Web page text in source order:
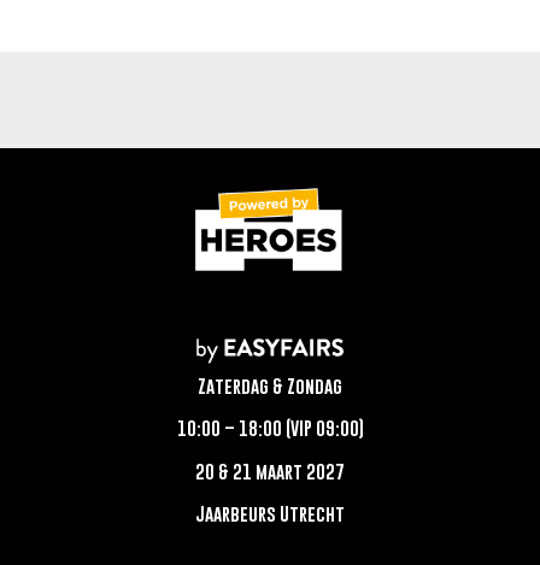
Zaterdag & Zondag
10:00 – 18:00 (VIP 09:00)
20 & 21 maart 2027
Jaarbeurs Utrecht